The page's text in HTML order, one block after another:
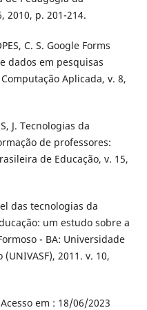
2010, p. 201-214.
C. S. Google Forms
dados em pesquisas
Aplicada, v. 8,
J. Tecnologias da
de professores:
de Educação, v. 15,
das tecnologias da
um estudo sobre a
- BA: Universidade
2011. v. 10,
em : 18/06/2023